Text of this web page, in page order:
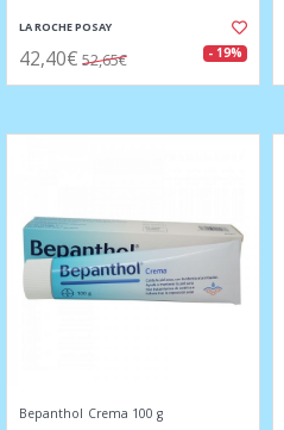
LA ROCHE POSAY
42,40€ 52,65€ - 19%
Bepanthol Crema 100 g